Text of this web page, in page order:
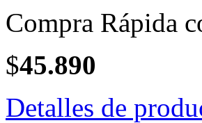
Compra Rápida
$45.890
Detalles de